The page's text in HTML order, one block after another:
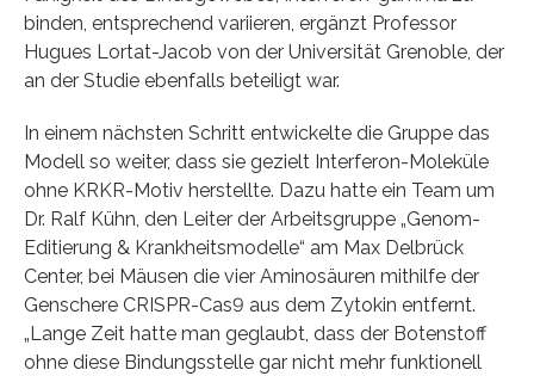
binden, entsprechend variieren, ergänzt Professor
Hugues Lortat-Jacob von der Universität Grenoble, der
an der Studie ebenfalls beteiligt war.
In einem nächsten Schritt entwickelte die Gruppe das
Modell so weiter, dass sie gezielt Interferon-Moleküle
ohne KRKR-Motiv herstellte. Dazu hatte ein Team um
Dr. Ralf Kühn, den Leiter der Arbeitsgruppe „Genom-
Editierung & Krankheitsmodelle“ am Max Delbrück
Center, bei Mäusen die vier Aminosäuren mithilfe der
Genschere CRISPR-Cas9 aus dem Zytokin entfernt.
„Lange Zeit hatte man geglaubt, dass der Botenstoff
ohne diese Bindungsstelle gar nicht mehr funktionell